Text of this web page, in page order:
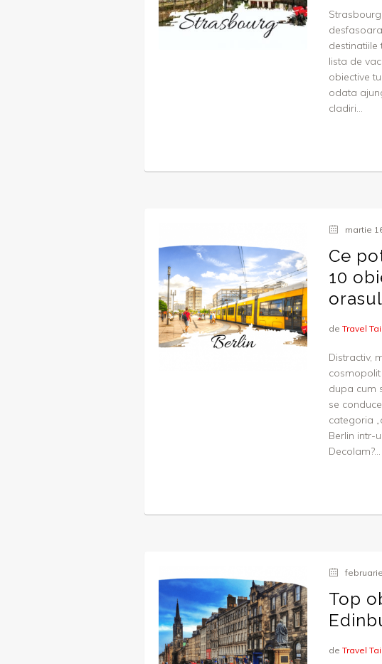
destinatiile
lista de
obiective
odata
cladiri...
martie
Ce
10
deTravel
Distractiv,
cosmopolit
dupa cum
se
categoria
Berlin intr-
Decolam?...
Top
deTravel